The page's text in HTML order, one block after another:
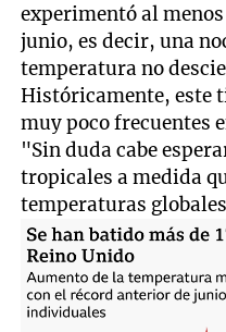
experimentó al
junio, es decir, una
temperatura no
Históricamente, este
muy poco frecuentes
"Sin duda cabe
tropicales a medida
temperaturas